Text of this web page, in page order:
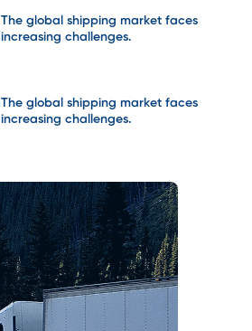
The global shipping market faces
increasing challenges.
The global shipping market faces
increasing challenges.